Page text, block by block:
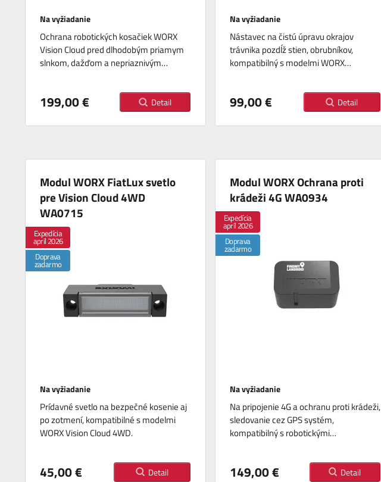
Na vyžiadanie
Ochrana robotických kosačiek WORX
Vision Cloud pred dlhodobým priamym
slnkom, dažďom a nepriaznivým…
199,00 € Detail
Na vyžiadanie
Nástavec na čistú úpravu okrajov
trávnika pozdĺž stien, obrubníkov,
kompatibilný s modelmi WORX…
99,00 € Detail
Modul WORX FiatLux svetlo
pre Vision Cloud 4WD
WA0715
Expedícia
apríl 2026
Doprava
zadarmo
Na vyžiadanie
Prídavné svetlo na bezpečné kosenie aj
po zotmení, kompatibilné s modelmi
WORX Vision Cloud 4WD.
45,00 € Detail
Modul WORX Ochrana proti
krádeži 4G WA0934
Expedícia
apríl 2026
Doprava
zadarmo
Na vyžiadanie
Na pripojenie 4G a ochranu proti krádeži,
sledovanie cez GPS systém,
kompatibilný s robotickými…
149,00 € Detail